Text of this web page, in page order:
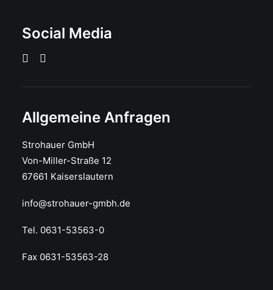
Social Media
Allgemeine Anfragen
Strohauer GmbH
Von-Miller-Straße 12
67661 Kaiserslautern
info@strohauer-gmbh.de
Tel. 0631-53563-0
Fax 0631-53563-28